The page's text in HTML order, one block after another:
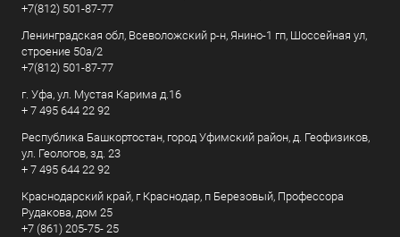
+7(812) 501-87-77
Ленинградская обл, Всеволожский р-н, Янино-1 гп, Шоссейная ул,
строение 50а/2
+7(812) 501-87-77
г. Уфа, ул. Мустая Карима д.16
+ 7 495 644 22 92
Республика Башкортостан, город Уфимский район, д. Геофизиков,
ул. Геологов, зд. 23
+ 7 495 644 22 92
Краснодарский край, г Краснодар, п Березовый, Профессора
Рудакова, дом 25
+7 (861) 205-75- 25